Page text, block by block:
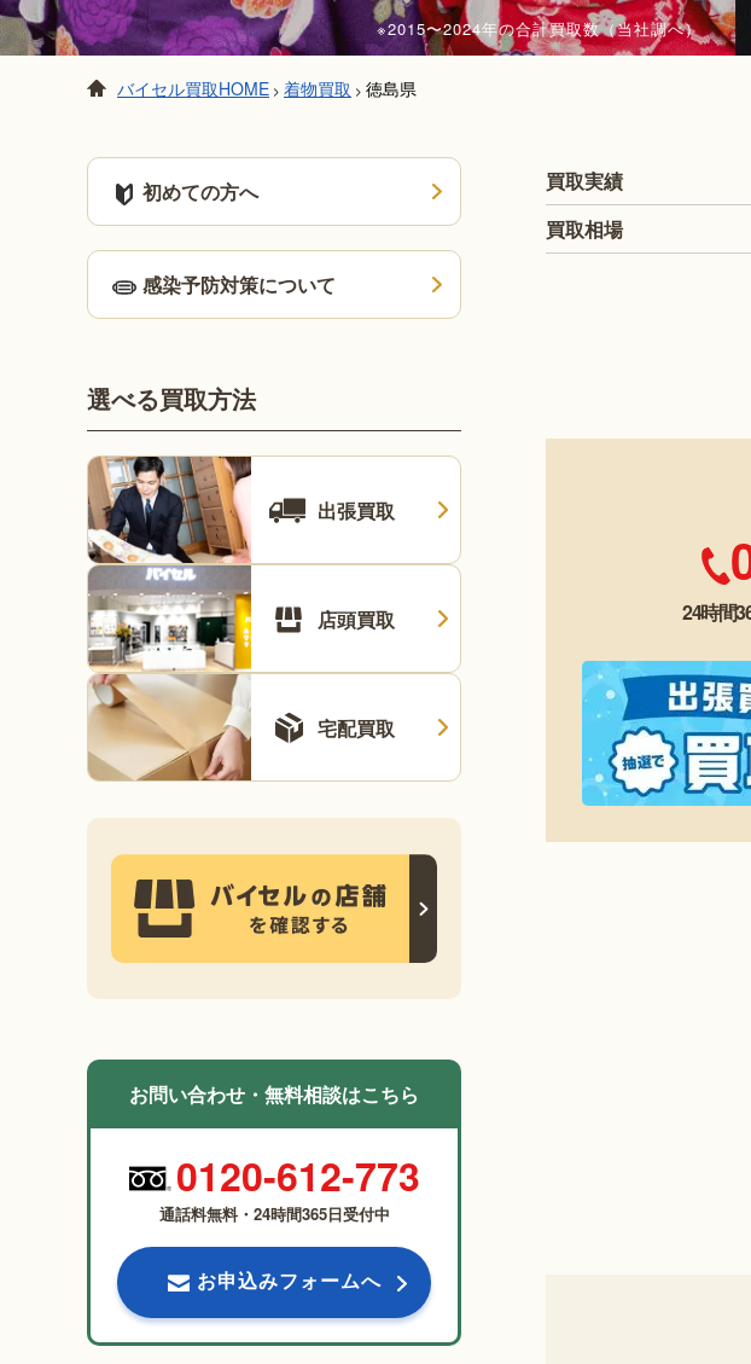
※2015〜2024年の合計買取数（当社調べ）
バイセル買取HOME > 着物買取 > 徳島県
買取実績
買取相場
24時間
初めての方へ
感染予防対策について
選べる買取方法
出張買取
店頭買取
宅配買取
お問い合わせ・無料相談はこちら
0120-612-773
通話料無料・24時間365日受付中
お申込みフォームへ